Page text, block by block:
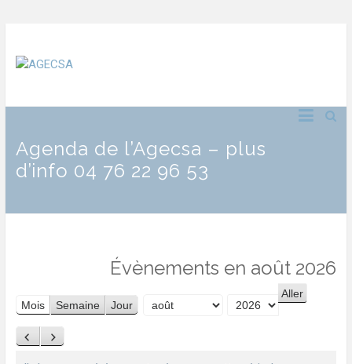
Agenda de l’Agecsa – plus
d’info 04 76 22 96 53
Évènements en août 2026
Mois Semaine Jour
Précédent
Suivant